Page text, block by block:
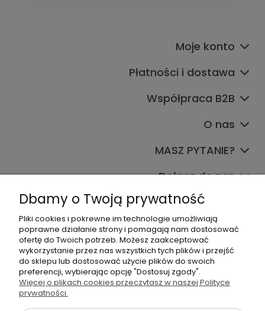
Moje konto
Płatności i dostawa
Współpraca B2B
O nas
MASZ PYTANIE?
Dołącz do nas
+48 570 367 989
biuro.tadam@gmail.com
Dbamy o Twoją prywatność
Pliki cookies i pokrewne im technologie umożliwiają
poprawne działanie strony i pomagają nam dostosować
ofertę do Twoich potrzeb. Możesz zaakceptować
wykorzystanie przez nas wszystkich tych plików i przejść
do sklepu lub dostosować użycie plików do swoich
preferencji, wybierając opcję "Dostosuj zgody".
Więcej o plikach cookies przeczytasz w naszej Polityce
prywatności.